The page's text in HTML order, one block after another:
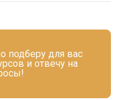
подберу для вас
и отвечу на